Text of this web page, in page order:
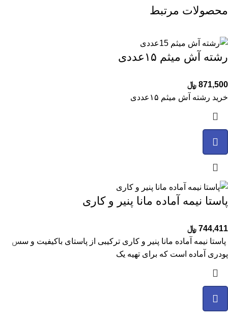
محصولات مرتبط
رشته آش میثم ۱۵عددی
871,500 ﷼
خرید رشته آش میثم ۱۵عددی
پاستا نیمه آماده مانا پنیر و کاری
744,411 ﷼
پاستا نیمه آماده مانا پنیر و کاری ترکیبی از پاستای باکیفیت و سس
پودری آماده است که برای تهیه یک